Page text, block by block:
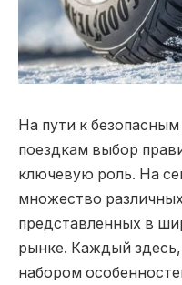
На пути к
поездкам выбор
ключевую роль. На
множество
представленных в
рынке. Каждый
набором